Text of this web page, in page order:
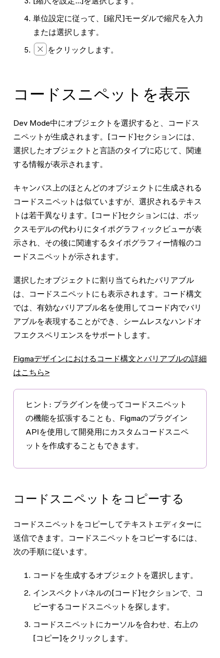
単位設定に従って、 [縮尺]モーダルで縮尺を入力
または選択します。
をクリックします。
コードスニペットを表示
Dev Mode中にオブジェクトを選択すると、コードス
ニペットが生成されます。 [コード]セクションには、
選択したオブジェクトと言語のタイプに応じて、関連
する情報が表示されます。
キャンバス上のほとんどのオブジェクトに生成される
コードスニペットは似ていますが、選択されるテキス
トは若干異なります。 [コード]セクションには、ボッ
クスモデルの代わりにタイポグラフィックビューが表
示され、その後に関連するタイポグラフィー情報のコ
ードスニペットが示されます。
選択したオブジェクトに割り当てられたバリアブル
は、コードスニペットにも表示されます。
コード構文
では、有効なバリアブル名を使用してコード内でバリ
アブルを表現することができ、シームレスなハンドオ
フエクスペリエンスをサポートします。
Figmaデザインにおけるコード構文とバリアブルの詳細
はこちら>
ヒント: プラグインを使ってコードスニペット
の機能を拡張することも、Figmaのプラグイン
APIを使用して開発用にカスタムコードスニペ
ットを作成することもできます。
コードスニペットをコピーする
コードスニペットをコピーしてテキストエディターに
送信できます。コードスニペットをコピーするには、
次の手順に従います。
コードを生成するオブジェクトを選択します。
インスペクトパネルの[コード]セクションで、コ
ピーするコードスニペットを探します。
コードスニペットにカーソルを合わせ、右上の
[コピー]をクリックします。